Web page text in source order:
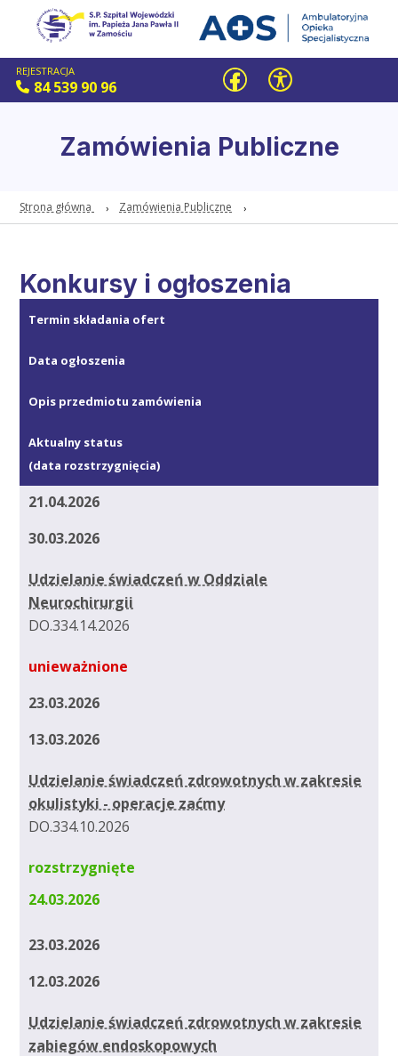
REJESTRACJA
84 539 90 96
Zamówienia Publiczne
Strona główna Zamówienia Publiczne
Konkursy i ogłoszenia
Termin składania ofert
Data ogłoszenia
Opis przedmiotu zamówienia
Aktualny status
(data rozstrzygnięcia)
21.04.2026
30.03.2026
Udzielanie świadczeń w Oddziale
Neurochirurgii
DO.334.14.2026
unieważnione
23.03.2026
13.03.2026
Udzielanie świadczeń zdrowotnych w zakresie
okulistyki - operacje zaćmy
DO.334.10.2026
rozstrzygnięte
24.03.2026
23.03.2026
12.03.2026
Udzielanie świadczeń zdrowotnych w zakresie
zabiegów endoskopowych